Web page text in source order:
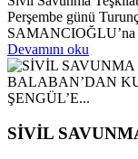
Perşembe günü
SAMANCIOĞLU’na
Devamını oku
SİVİL